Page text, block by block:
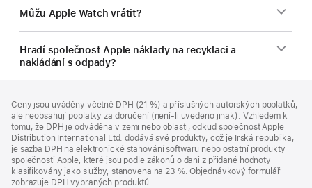
Můžu Apple Watch vrátit?
Hradí společnost Apple náklady na recyklaci a
nakládání s odpady?
Ceny jsou uváděny včetně DPH (21 %) a příslušných autorských poplatků,
ale neobsahují poplatky za doručení (není-li uvedeno jinak). Vzhledem k
tomu, že DPH je odváděna v zemi nebo oblasti, odkud společnost Apple
Distribution International Ltd. dodává své produkty, což je Irská republika,
je sazba DPH na elektronické stahování softwaru nebo ostatní produkty
společnosti Apple, které jsou podle zákonů o dani z přidané hodnoty
klasifikovány jako služby, stanovena na 23 %. Objednávkový formulář
zobrazuje DPH vybraných produktů.